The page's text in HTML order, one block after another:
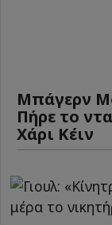
Μπάγερν
Πήρε το
Χάρι Κέιν